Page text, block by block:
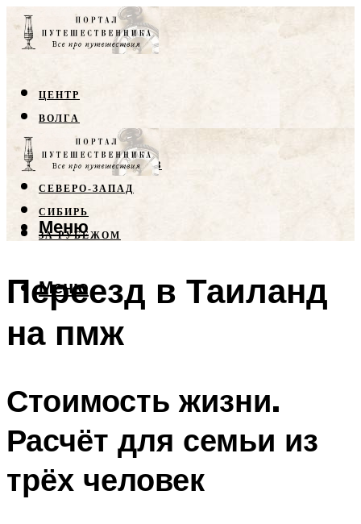
ЦЕНТР
ВОЛГА
КРЫМ
СЕВЕРНЫЙ КАВКАЗ
СЕВЕРО-ЗАПАД
СИБИРЬ
ЗА РУБЕЖОМ
Меню
Меню
Переезд в Таиланд
на пмж
Стоимость жизни.
Расчёт для семьи из
трёх человек